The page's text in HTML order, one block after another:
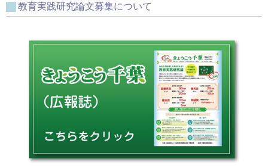
教育実践研究論文募集について